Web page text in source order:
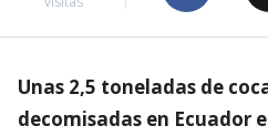
Unas 2,5 toneladas de
decomisadas en Ecuador